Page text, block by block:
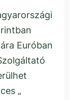
Euróban
„